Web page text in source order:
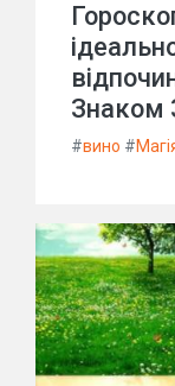
Знаком
#вино #